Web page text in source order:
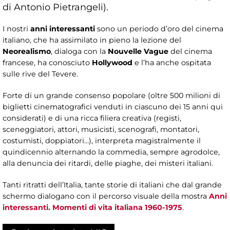
di Antonio Pietrangeli).
I nostri anni interessanti sono un periodo d’oro del cinema
italiano, che ha assimilato in pieno la lezione del
Neorealismo, dialoga con la Nouvelle Vague del cinema
francese, ha conosciuto Hollywood e l’ha anche ospitata
sulle rive del Tevere.
Forte di un grande consenso popolare (oltre 500 milioni di
biglietti cinematografici venduti in ciascuno dei 15 anni qui
considerati) e di una ricca filiera creativa (registi,
sceneggiatori, attori, musicisti, scenografi, montatori,
costumisti, doppiatori…), interpreta magistralmente il
quindicennio alternando la commedia, sempre agrodolce,
alla denuncia dei ritardi, delle piaghe, dei misteri italiani.
Tanti ritratti dell’Italia, tante storie di italiani che dal grande
schermo dialogano con il percorso visuale della mostra Anni
interessanti. Momenti di vita italiana 1960-1975.